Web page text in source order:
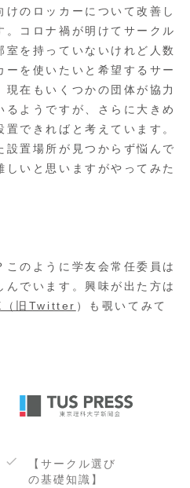
けのロッカーについて改善し
。コロナ禍が明けてサークル
を持っていないけれど人数
を使いたいと希望するサー
在もいくつかの団体が協力
るようですが、さらに大きめ
できればと考えています。
設置場所が見つからず悩んで
いと思いますがやってみた
このように学友会常任委員は
んでいます。興味が出た方は
（旧Twitter ）も覗いてみて
【サークル選び
の基礎知識】